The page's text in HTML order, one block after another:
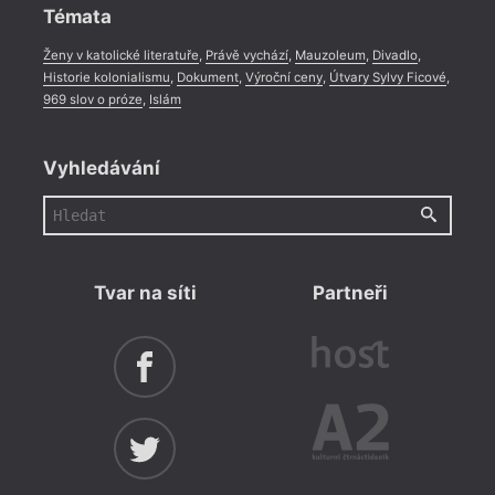
Témata
Ženy v katolické literatuře, Právě vychází, Mauzoleum, Divadlo,
Historie kolonialismu, Dokument, Výroční ceny, Útvary Sylvy Ficové,
969 slov o próze, Islám
Vyhledávání
Tvar na síti Partneři